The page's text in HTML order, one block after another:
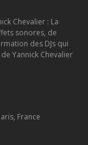
Chevalier : La
sonores, de
des DJs qui
Yannick Chevalier
France